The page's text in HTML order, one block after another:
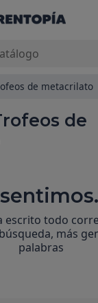
de metacrilato
de
escrito todo
más
palabras